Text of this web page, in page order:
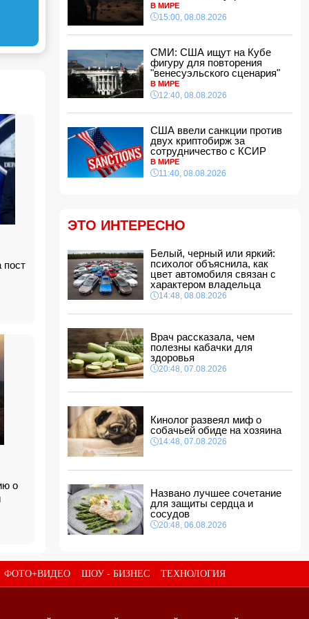
пост
о
12:48, 08.08.2026
СМИ: США ищут на Кубе фигуру для
12:40, 08.08.2026
В Сахалинской области произошло
землетрясение магнитудой 5.3
12:34, 08.08.2026
Новая Зеландия ввела 35-й пакет санкций
12:28, 08.08.2026
Защитник "Барселоны" Рональд Араухо
переходит в "Ливерпуль"
12:12, 08.08.2026
12:00, 08.08.2026
фонарный столб: есть погибший
11:48, 08.08.2026
США ввели санкции против двух криптобирж
за сотрудничество с КСИР
России «со всех сторон»
11:34, 08.08.2026
Дочь Успенской решила взять фамилию
матери
В ФИФА прокомментировали обвинения
Инфантино в спонсировании любовницы
11:30, 08.08.2026
СМИ: Пентагон закупит лазерные
долларов
11:28, 08.08.2026
В МИРЕ
15:00, 08.08.2026
СМИ: США ищут на Кубе
фигуру для повторения
"венесуэльского сценария"
В МИРЕ
12:40, 08.08.2026
США ввели санкции против
двух криптобирж за
сотрудничество с КСИР
В МИРЕ
11:40, 08.08.2026
ЭТО ИНТЕРЕСНО
Белый, черный или яркий:
психолог объяснила, как
цвет автомобиля связан с
характером владельца
14:48, 08.08.2026
Врач рассказала, чем
полезны кабачки для
здоровья
20:48, 07.08.2026
Кинолог развеял миф о
собачьей обиде на хозяина
14:48, 07.08.2026
Названо лучшее сочетание
для защиты сердца и
сосудов
20:48, 06.08.2026
ФОТО+ВИДЕО ШОУ - БИЗНЕС ТЕХНОЛОГИЯ